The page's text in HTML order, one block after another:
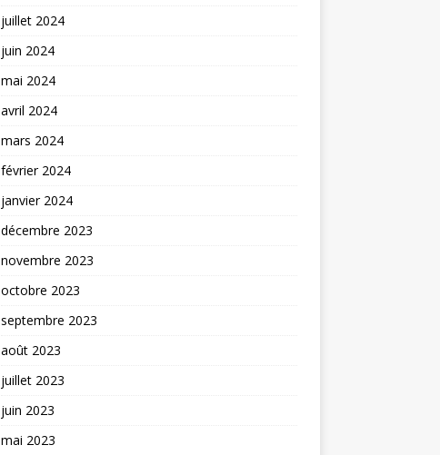
juillet 2024
juin 2024
mai 2024
avril 2024
mars 2024
février 2024
janvier 2024
décembre 2023
novembre 2023
octobre 2023
septembre 2023
août 2023
juillet 2023
juin 2023
mai 2023